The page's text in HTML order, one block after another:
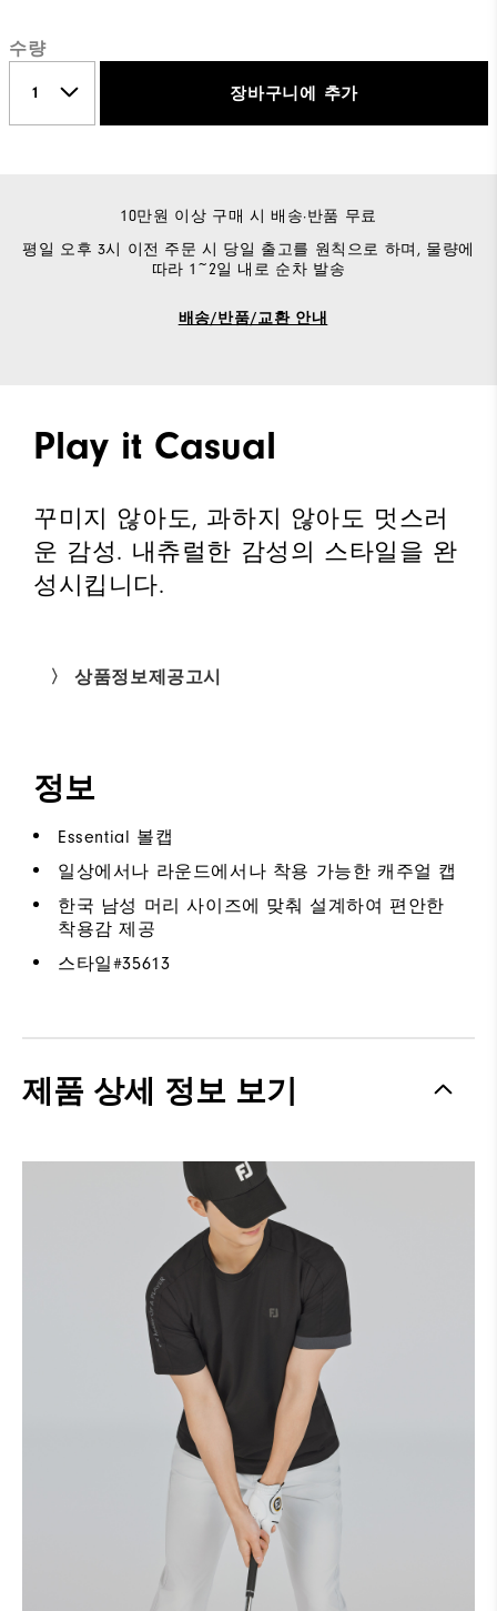
수량
장바구니에 추가
10만원 이상 구매 시 배송·반품 무료
평일 오후 3시 이전 주문 시 당일 출고를 원칙으로 하며, 물량에
따라 1~2일 내로 순차 발송
배송/반품/교환 안내
Play it Casual
꾸미지 않아도, 과하지 않아도 멋스러
운 감성. 내츄럴한 감성의 스타일을 완
성시킵니다.
〉 상품정보제공고시
정보
Essential 볼캡
일상에서나 라운드에서나 착용 가능한 캐주얼 캡
한국 남성 머리 사이즈에 맞춰 설계하여 편안한
착용감 제공
스타일#35613
제품 상세 정보 보기